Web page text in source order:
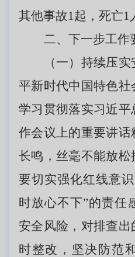
其他事故1起，死亡1
二、下一步工作
（一）持续压
平新时代中国特色社
学习贯彻落实习近
作会议上的重要讲
长鸣，丝毫不能放松
要切实强化红线意
时放心不下”的责任
安全风险，对排查
时整改，坚决防范